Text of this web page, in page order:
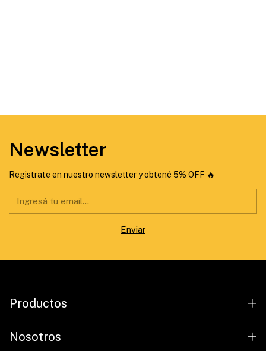
Newsletter
Registrate en nuestro newsletter y obtené 5% OFF 🔥
Productos
Nosotros